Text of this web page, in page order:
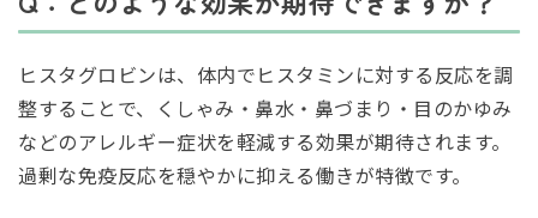
ヒスタグロビンは、体内でヒスタミンに対する反応を調
整することで、くしゃみ・鼻水・鼻づまり・目のかゆみ
などのアレルギー症状を軽減する効果が期待されます。
過剰な免疫反応を穏やかに抑える働きが特徴です。